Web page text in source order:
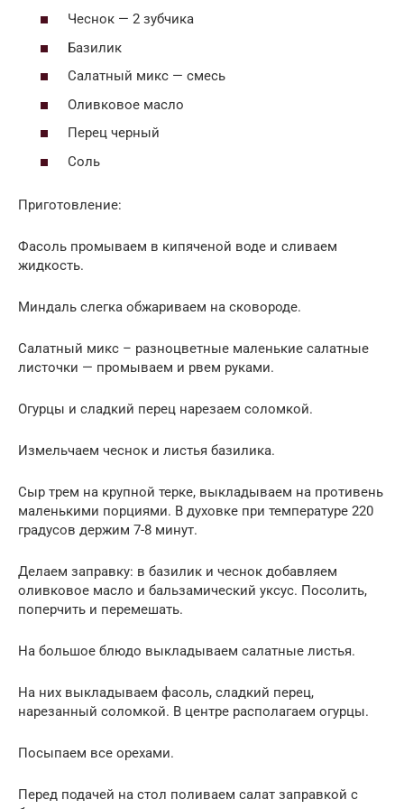
Чеснок — 2 зубчика
Базилик
Салатный микс — смесь
Оливковое масло
Перец черный
Соль
Приготовление:
Фасоль промываем в кипяченой воде и сливаем
жидкость.
Миндаль слегка обжариваем на сковороде.
Салатный микс – разноцветные маленькие салатные
листочки — промываем и рвем руками.
Огурцы и сладкий перец нарезаем соломкой.
Измельчаем чеснок и листья базилика.
Сыр трем на крупной терке, выкладываем на противень
маленькими порциями. В духовке при температуре 220
градусов держим 7-8 минут.
Делаем заправку: в базилик и чеснок добавляем
оливковое масло и бальзамический уксус. Посолить,
поперчить и перемешать.
На большое блюдо выкладываем салатные листья.
На них выкладываем фасоль, сладкий перец,
нарезанный соломкой. В центре располагаем огурцы.
Посыпаем все орехами.
Перед подачей на стол поливаем салат заправкой с